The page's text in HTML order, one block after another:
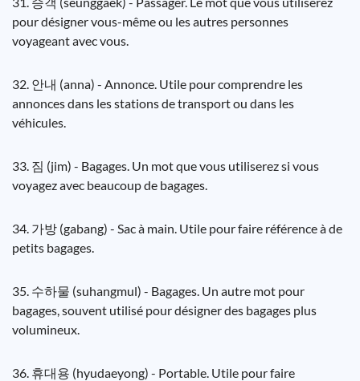
pour désigner vous-même ou les autres personnes
voyageant avec vous.
32. 안내 (anna) - Annonce. Utile pour comprendre les
annonces dans les stations de transport ou dans les
véhicules.
33. 짐 (jim) - Bagages. Un mot que vous utiliserez si vous
voyagez avec beaucoup de bagages.
34. 가방 (gabang) - Sac à main. Utile pour faire référence à de
petits bagages.
35. 수하물 (suhangmul) - Bagages. Un autre mot pour
bagages, souvent utilisé pour désigner des bagages plus
volumineux.
36. 휴대용 (hyudaeyong) - Portable. Utile pour faire